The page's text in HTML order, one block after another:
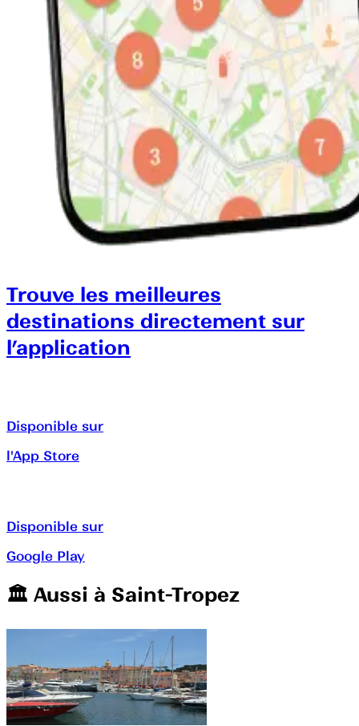
Trouve les meilleures
destinations directement sur
l’application
Disponible sur
l'App Store
Disponible sur
Google Play
🏛️️ Aussi à Saint-Tropez